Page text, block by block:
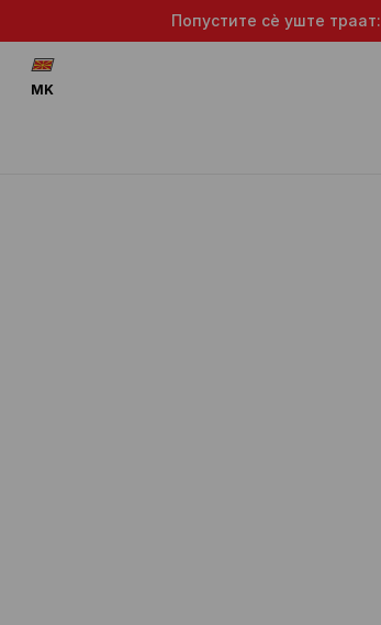
Попустите сè уште
MK